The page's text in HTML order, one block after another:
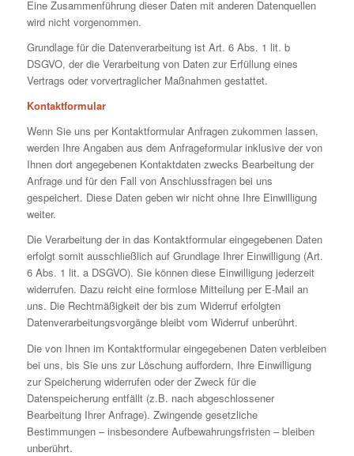
Eine Zusammenführung dieser Daten mit anderen Datenquellen
wird nicht vorgenommen.
Grundlage für die Datenverarbeitung ist Art. 6 Abs. 1 lit. b
DSGVO, der die Verarbeitung von Daten zur Erfüllung eines
Vertrags oder vorvertraglicher Maßnahmen gestattet.
Kontaktformular
Wenn Sie uns per Kontaktformular Anfragen zukommen lassen,
werden Ihre Angaben aus dem Anfrageformular inklusive der von
Ihnen dort angegebenen Kontaktdaten zwecks Bearbeitung der
Anfrage und für den Fall von Anschlussfragen bei uns
gespeichert. Diese Daten geben wir nicht ohne Ihre Einwilligung
weiter.
Die Verarbeitung der in das Kontaktformular eingegebenen Daten
erfolgt somit ausschließlich auf Grundlage Ihrer Einwilligung (Art.
6 Abs. 1 lit. a DSGVO). Sie können diese Einwilligung jederzeit
widerrufen. Dazu reicht eine formlose Mitteilung per E-Mail an
uns. Die Rechtmäßigkeit der bis zum Widerruf erfolgten
Datenverarbeitungsvorgänge bleibt vom Widerruf unberührt.
Die von Ihnen im Kontaktformular eingegebenen Daten verbleiben
bei uns, bis Sie uns zur Löschung auffordern, Ihre Einwilligung
zur Speicherung widerrufen oder der Zweck für die
Datenspeicherung entfällt (z.B. nach abgeschlossener
Bearbeitung Ihrer Anfrage). Zwingende gesetzliche
Bestimmungen – insbesondere Aufbewahrungsfristen – bleiben
unberührt.